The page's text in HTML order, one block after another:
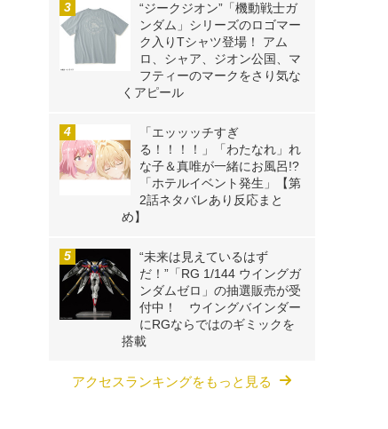
“ジークジオン”「機動戦士ガ
ンダム」シリーズのロゴマー
ク入りTシャツ登場！ アム
ロ、シャア、ジオン公国、マ
フティーのマークをさり気な
くアピール
「エッッッチすぎ
る！！！！」「わたなれ」れ
な子＆真唯が一緒にお風呂!?
「ホテルイベント発生」【第
2話ネタバレあり反応まと
め】
“未来は見えているはず
だ！”「RG 1/144 ウイングガ
ンダムゼロ」の抽選販売が受
付中！ ウイングバインダー
にRGならではのギミックを
搭載
アクセスランキングをもっと見る